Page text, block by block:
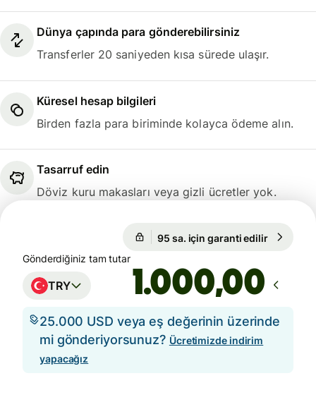
Dünya çapında para gönderebilirsiniz
Transferler 20 saniyeden kısa sürede ulaşır.
Küresel hesap bilgileri
Birden fazla para biriminde kolayca ödeme alın.
Tasarruf edin
Döviz kuru makasları veya gizli ücretler yok.
95 sa. için garanti edilir
Gönderdiğiniz tam tutar
TRY ,00
25.000 USD veya eş değerinin üzerinde
mi gönderiyorsunuz? Ücretimizde indirim
yapacağız